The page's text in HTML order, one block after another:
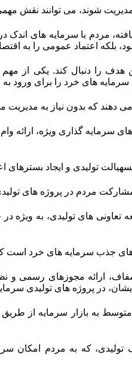
شوند، می توانند نقش مهمی
مردم با سرمایه های
بلکه اعتماد عمومی را به
هدف را دنبال کند. یکی از
های خرد را برای ورود
دهند که بدون نیاز به مدیریت
های سرمایه گذاری ویژه،
تولیدی و ایجاد
مردم در پروژه های
تعاونی های تولیدی، به
جذب سرمایه های خرد است
شفاف، ارائه مجوزهای رسمی
در پروژه های تولیدی
به بازار سرمایه از
که به مردم امکان